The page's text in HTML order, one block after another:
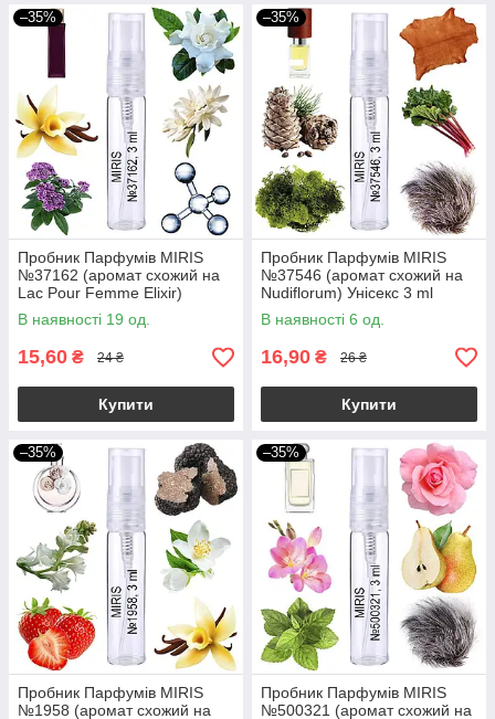
–35%
Пробник Парфумів MIRIS
№37162 (аромат схожий на
Lac Pour Femme Elixir)
Жіночий 3 ml
В наявності 19 од.
15,60 ₴ 24 ₴
Купити
–35%
Пробник Парфумів MIRIS
№37546 (аромат схожий на
Nudiflorum) Унісекс 3 ml
В наявності 6 од.
16,90 ₴ 26 ₴
Купити
–35%
Пробник Парфумів MIRIS
№1958 (аромат схожий на
–35%
Пробник Парфумів MIRIS
№500321 (аромат схожий на